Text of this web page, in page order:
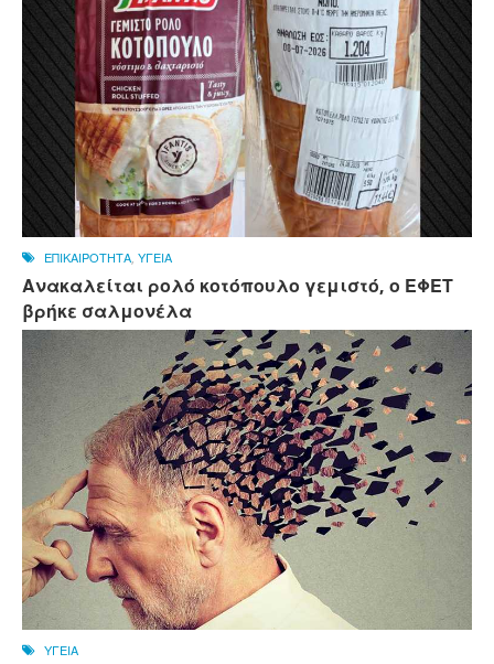
ΕΠΙΚΑΙΡΟΤΗΤΑ ΥΓΕΙΑ
Ανακαλείται ρολό κοτόπουλο γεμιστό, ο ΕΦΕΤ
βρήκε σαλμονέλα
ΥΓΕΙΑ